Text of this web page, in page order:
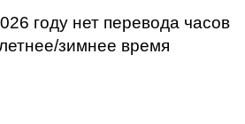
году нет перевода часов
зимнее время